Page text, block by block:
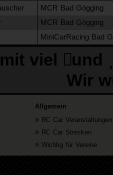
MCR Bad Gögging
MCR Bad Gögging
MiniCarRacing Bad
viel und
Wir
Allgemein
» RC Car Veranstaltungen
» RC Car Strecken
» Wichtig für Vereine